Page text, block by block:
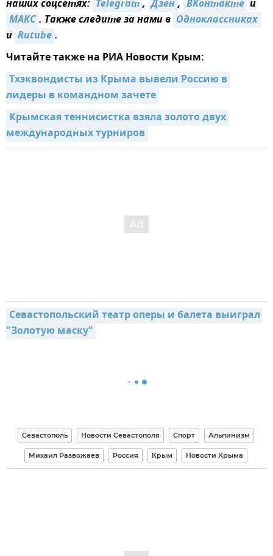
наших соцсетях: Telegram, Дзен, ВКонтакте и
MAКС. Также следите за нами в Одноклассниках
и Rutube.
Читайте также на РИА Новости Крым:
Тхэквондисты из Крыма вывели Россию в
лидеры в командном зачете
Крымская теннисистка взяла золото двух
международных турниров
Севастопольский театр оперы и балета выиграл
"Золотую маску"
Севастополь Новости Севастополя Спорт Альпинизм
Михаил Развожаев Россия Крым Новости Крыма